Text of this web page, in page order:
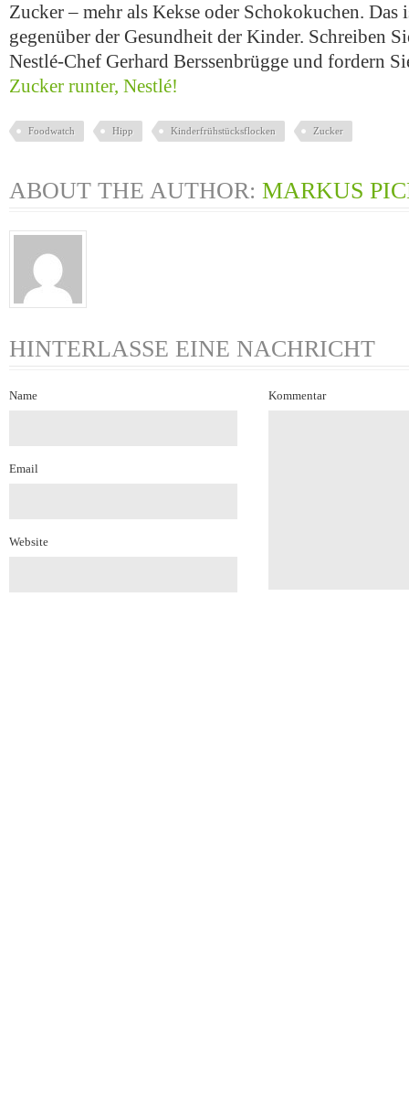
Zucker – mehr als Kekse oder Schokokuchen.
gegenüber der Gesundheit der Kinder. Schreiben
Nestlé-Chef Gerhard Berssenbrügge und fordern
Zucker runter, Nestlé!
Foodwatch Hipp Kinderfrühstücksflocken Zucker
ABOUT THE AUTHOR: MARKUS
HINTERLASSE EINE NACHRICHT
Name
Email
Website
Kommentar